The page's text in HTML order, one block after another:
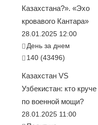
Казахстана?». «Эхо
кровавого Кантара»
28.01.2025 12:00
День за днем
140 (43496)
Казахстан VS
Узбекистан: кто круче
по военной мощи?
28.01.2025 11:00